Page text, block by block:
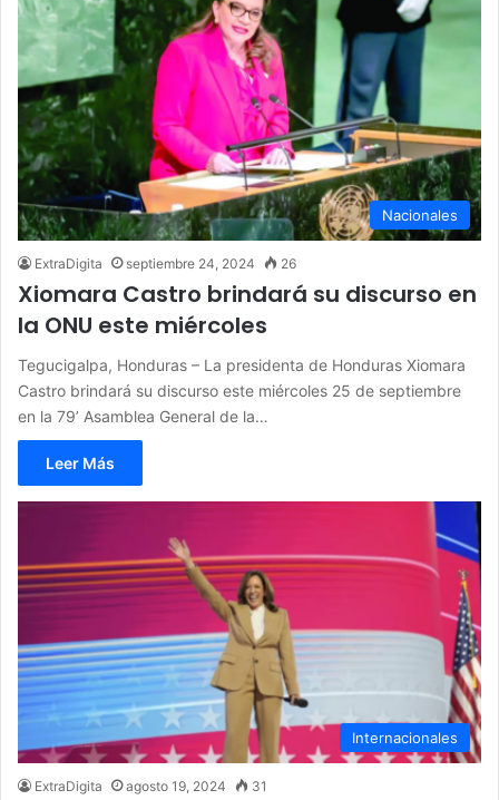
Nacionales
ExtraDigita septiembre 24, 2024 26
Xiomara Castro brindará su discurso en
la ONU este miércoles
Tegucigalpa, Honduras – La presidenta de Honduras Xiomara
Castro brindará su discurso este miércoles 25 de septiembre
en la 79’ Asamblea General de la…
Leer Más
Internacionales
ExtraDigita agosto 19, 2024 31